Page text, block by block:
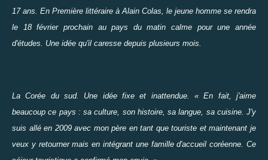
17 ans. En Première littéraire à Alain Colas, le jeune homme se rendra
le 18 février prochain au pays du matin calme pour une année
d'études. Une idée qu'il caresse depuis plusieurs mois.
La Corée du sud. Une idée fixe et inattendue. « En fait, j'aime
beaucoup ce pays : sa culture, son histoire, sa langue, sa cuisine. J'y
suis allé en 2009 avec mon père en tant que touriste et maintenant je
veux y retourner mais en intégrant une famille d'accueil coréenne. Ce